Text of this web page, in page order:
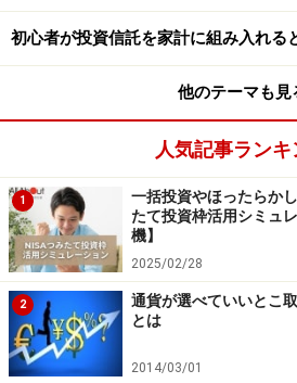
価値がゼロになっても、全体へ
で直接ハイ・イールド債を購入す
きなリスクも投資信託を利用すれ
ハイ・イールド債ファン
注意点
1．債券ファンドでも、値動きの
近い
先進国の国債など高格付け債券の
初心者が投資信託を家計に組み入れる
他のテーマも見
人気記事ランキ
1
一括投資やほったらか
たて投資枠活用シミュ
機】
2025/02/28
2
通貨が選べていいとこ
とは
2014/03/01